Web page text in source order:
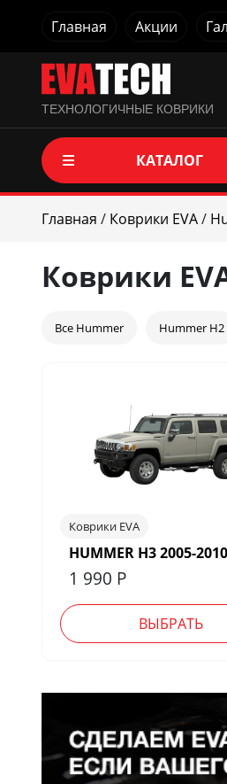
Главная Акции
ТЕХНОЛОГИЧНЫЕ КОВРИКИ
КАТАЛОГ
Главная / Коврики EVA/
Коврики
Все Hummer Hummer H2
Коврики EVA
HUMMER H3 2005-2010
1 990 Р
ВЫБРАТЬ